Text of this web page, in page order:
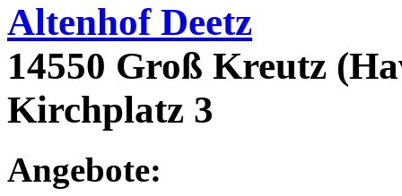
Altenhof Deetz
14550 Groß Kreutz
Kirchplatz 3
Angebote: